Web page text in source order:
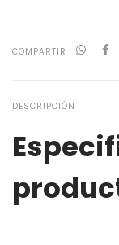
COMPARTIR
DESCRIPCIÓN